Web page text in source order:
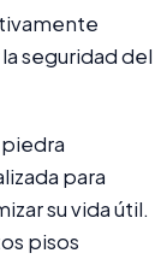
seguridad del
para
su vida útil.
pisos